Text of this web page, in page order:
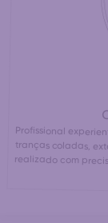
Profissional
tranças coladas,
realizado com